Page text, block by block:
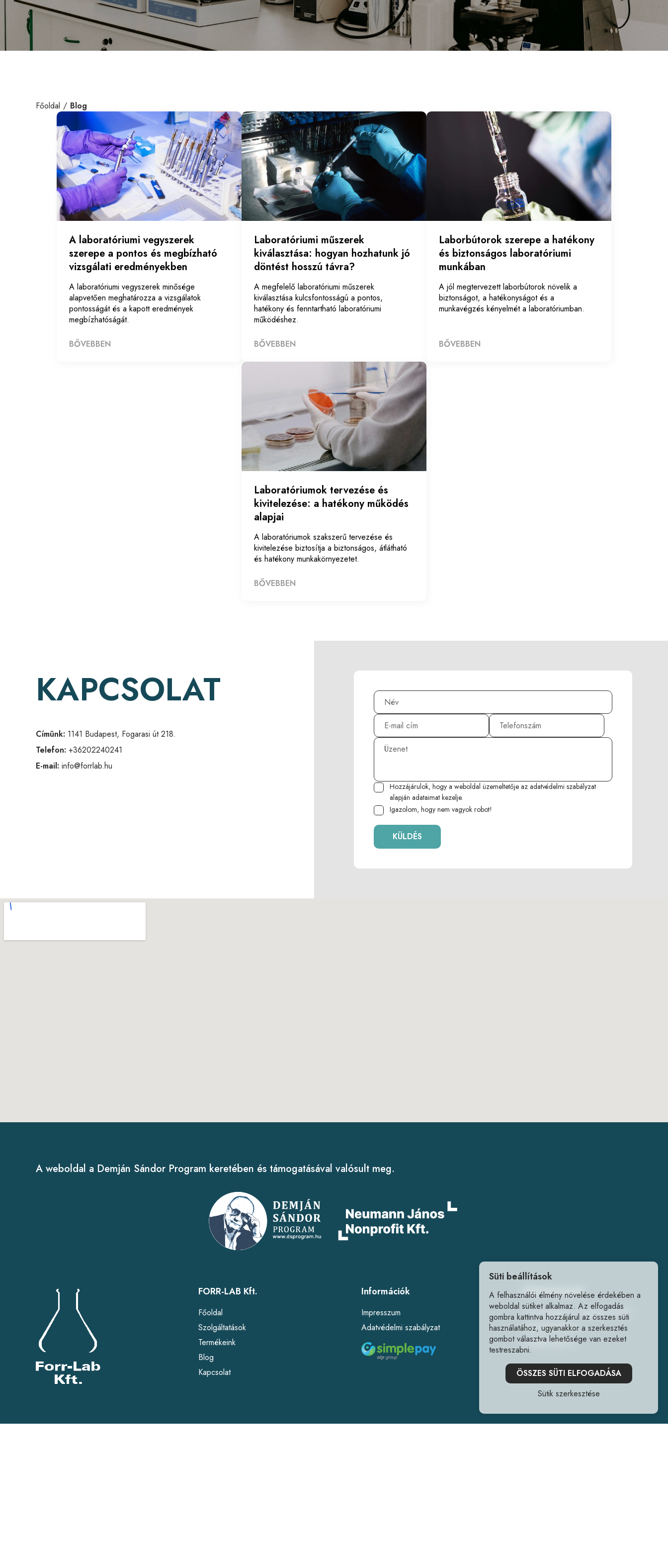
Főoldal Blog
A laboratóriumi vegyszerek
szerepe a pontos és megbízható
vizsgálati eredményekben
A laboratóriumi vegyszerek minősége
alapvetően meghatározza a vizsgálatok
pontosságát és a kapott eredmények
megbízhatóságát.
BŐVEBBEN
Laboratóriumi műszerek
kiválasztása: hogyan hozhatunk jó
döntést hosszú távra?
A megfelelő laboratóriumi műszerek
kiválasztása kulcsfontosságú a pontos,
hatékony és fenntartható laboratóriumi
működéshez.
BŐVEBBEN
Laborbútorok szerepe a hatékony
és biztonságos laboratóriumi
munkában
A jól megtervezett laborbútorok növelik a
biztonságot, a hatékonyságot és a
munkavégzés kényelmét a laboratóriumban.
BŐVEBBEN
Laboratóriumok tervezése és
kivitelezése: a hatékony működés
alapjai
A laboratóriumok szakszerű tervezése és
kivitelezése biztosítja a biztonságos, átlátható
és hatékony munkakörnyezetet.
BŐVEBBEN
Süti beállítások
A felhasználói élmény növelése érdekében a
weboldal sütiket alkalmaz. Az elfogadás
gombra kattintva hozzájárul az összes süti
használatához, ugyanakkor a szerkesztés
gombot választva lehetősége van ezeket
testreszabni.
ÖSSZES SÜTI ELFOGADÁSA
Sütik szerkesztése
KAPCSOLAT
Címünk: 1141 Budapest, Fogarasi út 218.
Telefon: +36202240241
E-mail: info@forrlab.hu
Hozzájárulok, hogy a weboldal üzemeltetője az adatvédelmi szabályzat
alapján adataimat kezelje.
Igazolom, hogy nem vagyok robot!
KÜLDÉS
A weboldal a Demján Sándor Program keretében és támogatásával valósult meg.
FORR-LAB Kft.
Főoldal
Szolgáltatások
Termékeink
Blog
Kapcsolat
Információk
Impresszum
Adatvédelmi szabályzat
Elérhetőségek
1141 Budapest, Fogarasi út 218.
+36202240241
info@forrlab.hu